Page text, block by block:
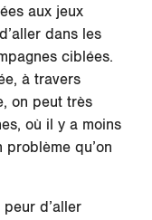
aux jeux
dans les
ciblées.
à travers
on peut très
où il y a moins
problème qu’on
d’aller